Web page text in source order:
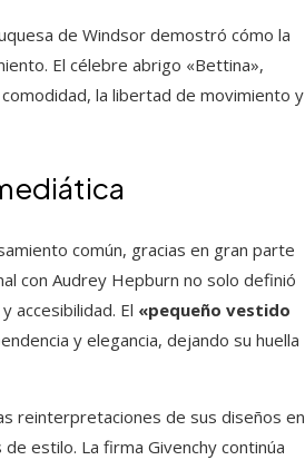
de Windsor demostró cómo la
El célebre abrigo «Bettina»,
la libertad de movimiento y
común, gracias en gran parte
con Audrey Hepburn no solo definió
accesibilidad. El «pequeño vestido
y elegancia, dejando su huella
reinterpretaciones de sus diseños en
estilo. La firma Givenchy continúa